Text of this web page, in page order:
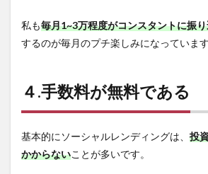
私も毎月1~3万程度がコンスタントに振
するのが毎月のプチ楽しみになっていま
４.手数料が無料である
基本的にソーシャルレンディングは、 投
かからないことが多いです。